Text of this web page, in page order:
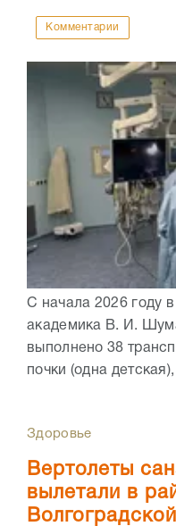
Комментарии
С начала 2026
академика В. И.
выполнено 38
почки (одна
Здоровье
Вертолеты
вылетали в